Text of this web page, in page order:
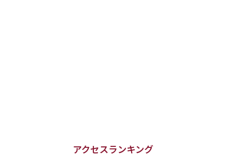
アクセスランキング